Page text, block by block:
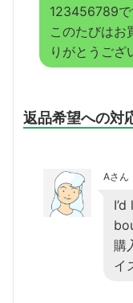
123456789で
このたびはお
りがとうござ
返品希望への対
Aさん
購
イ